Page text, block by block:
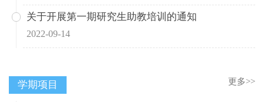
关于开展第一期研究生助教培训的通知
2022-09-14
学期项目 更多>>